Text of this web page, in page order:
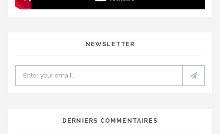
NEWSLETTER
DERNIERS COMMENTAIRES